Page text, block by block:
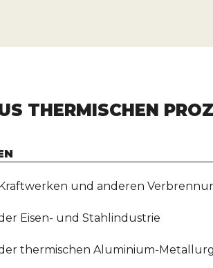
THERMISCHEN
und anderen
Eisen- und Stahlindustrie
thermischen Aluminium-